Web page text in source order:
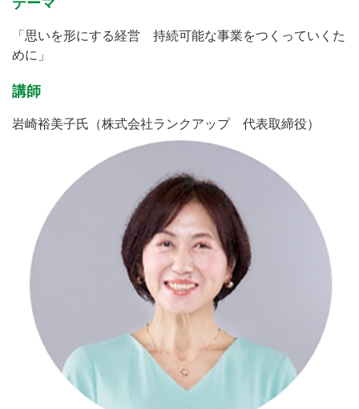
テーマ
「思いを形にする経営 持続可能な事業をつくっていくた
めに」
講師
岩崎裕美子氏（株式会社ランクアップ 代表取締役）